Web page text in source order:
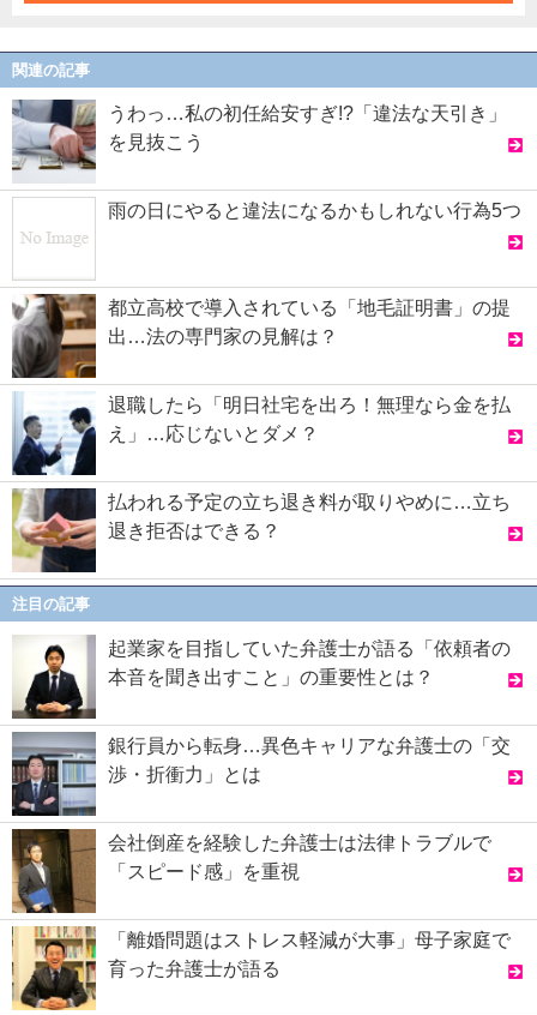
関連の記事
うわっ…私の初任給安すぎ!?「違法な天引き」
を見抜こう
雨の日にやると違法になるかもしれない行為5つ
都立高校で導入されている「地毛証明書」の提
出…法の専門家の見解は？
退職したら「明日社宅を出ろ！無理なら金を払
え」…応じないとダメ？
払われる予定の立ち退き料が取りやめに…立ち
退き拒否はできる？
注目の記事
起業家を目指していた弁護士が語る「依頼者の
本音を聞き出すこと」の重要性とは？
銀行員から転身…異色キャリアな弁護士の「交
渉・折衝力」とは
会社倒産を経験した弁護士は法律トラブルで
「スピード感」を重視
「離婚問題はストレス軽減が大事」母子家庭で
育った弁護士が語る